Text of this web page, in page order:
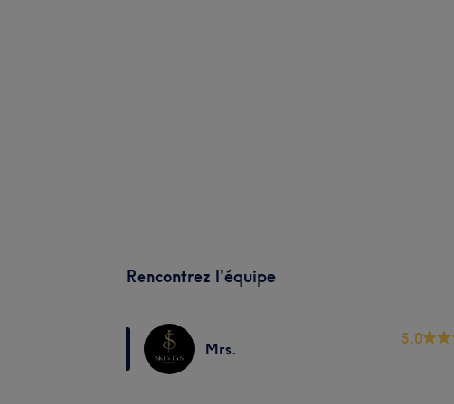
Rencontrez l'équipe
Mrs.
5.0